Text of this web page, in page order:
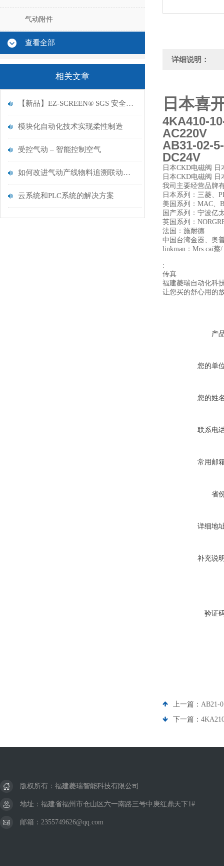
气动附件
查看全部
相关文章
【新品】EZ-SCREEN® SGS 安全光栅
模块化自动化技术实现柔性制造
受控气动 – 智能控制空气
如何改进气动产线物料追溯联动系统
云系统和PLC系统的解决方案
详细说明：
日本喜
4KA410-
AC220V
AB31-02-
DC24V
日本CKD电磁阀
日本CKD电磁阀
我司主要经营品牌
日本系列：三菱、
美国系列：MAC、
国产系列：宁波亿
英国系列：
法国：施耐德
中国台湾金器、奥
linkman：Mrs.cai蔡/
:
传真
福建菱瑞自动化科
让您买的舒心用的
产
您的单
您的姓
联系电
常用邮
省
详细地
补充说
验证
上一篇： AB21-
下一篇：
版权所有：福建菱瑞智能科技有限公司
地址：福建省福州市仓山区六一南路三号中庚红鼎天下1#
邮箱：2355749626@qq.com